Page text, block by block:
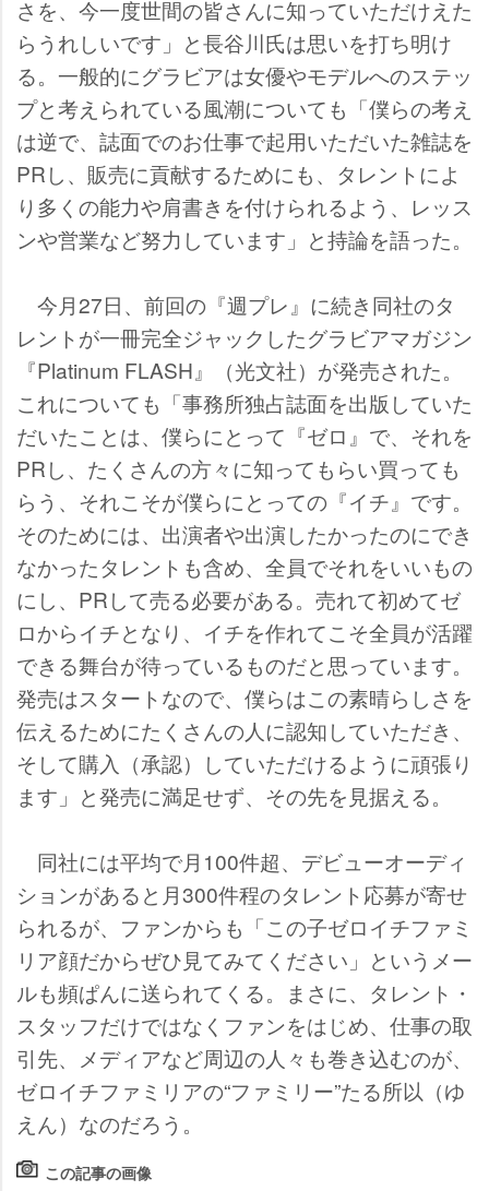
さを、今一度世間の皆さんに知っていただけえた
らうれしいです」と長谷川氏は思いを打ち明け
る。一般的にグラビアは女優やモデルへのステッ
プと考えられている風潮についても「僕らの考え
は逆で、誌面でのお仕事で起用いただいた雑誌を
PRし、販売に貢献するためにも、タレントによ
り多くの能力や肩書きを付けられるよう、レッス
ンや営業など努力しています」と持論を語った。
今月27日、前回の『週プレ』に続き同社のタ
レントが一冊完全ジャックしたグラビアマガジン
『Platinum FLASH』（光文社）が発売された。
これについても「事務所独占誌面を出版していた
だいたことは、僕らにとって『ゼロ』で、それを
PRし、たくさんの方々に知ってもらい買っても
らう、それこそが僕らにとっての『イチ』です。
そのためには、出演者や出演したかったのにでき
なかったタレントも含め、全員でそれをいいもの
にし、PRして売る必要がある。売れて初めてゼ
ロからイチとなり、イチを作れてこそ全員が活躍
できる舞台が待っているものだと思っています。
発売はスタートなので、僕らはこの素晴らしさを
伝えるためにたくさんの人に認知していただき、
そして購入（承認）していただけるように頑張り
ます」と発売に満足せず、その先を見据える。
同社には平均で月100件超、デビューオーディ
ションがあると月300件程のタレント応募が寄せ
られるが、ファンからも「この子ゼロイチファミ
リア顔だからぜひ見てみてください」というメー
ルも頻ぱんに送られてくる。まさに、タレント・
スタッフだけではなくファンをはじめ、仕事の取
引先、メディアなど周辺の人々も巻き込むのが、
ゼロイチファミリアの“ファミリー”たる所以（ゆ
えん）なのだろう。
この記事の画像